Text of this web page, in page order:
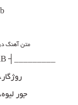
متن آهنگ
_________┤ MUSICNAB ├________
جور